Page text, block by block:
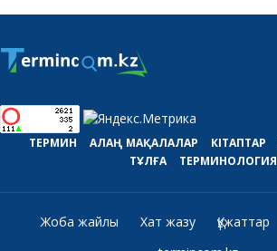
ТЕРМИН АЛАҢ МАҚАЛАЛАР КІТАПТАР
ТҰЛҒА
ТЕРМИНОЛОГИЯ
Жоба жайлы Хат жазу Құжаттар